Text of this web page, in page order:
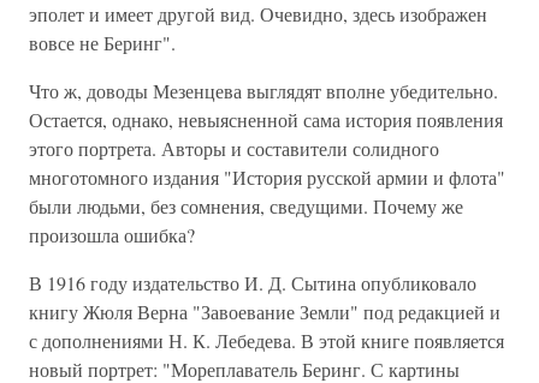
эполет и имеет другой вид. Очевидно, здесь изображен
вовсе не Беринг".
Что ж, доводы Мезенцева выглядят вполне убедительно.
Остается, однако, невыясненной сама история появления
этого портрета. Авторы и составители солидного
многотомного издания "История русской армии и флота"
были людьми, без сомнения, сведущими. Почему же
произошла ошибка?
В 1916 году издательство И. Д. Сытина опубликовало
книгу Жюля Верна "Завоевание Земли" под редакцией и
с дополнениями Н. К. Лебедева. В этой книге появляется
новый портрет: "Мореплаватель Беринг. С картины